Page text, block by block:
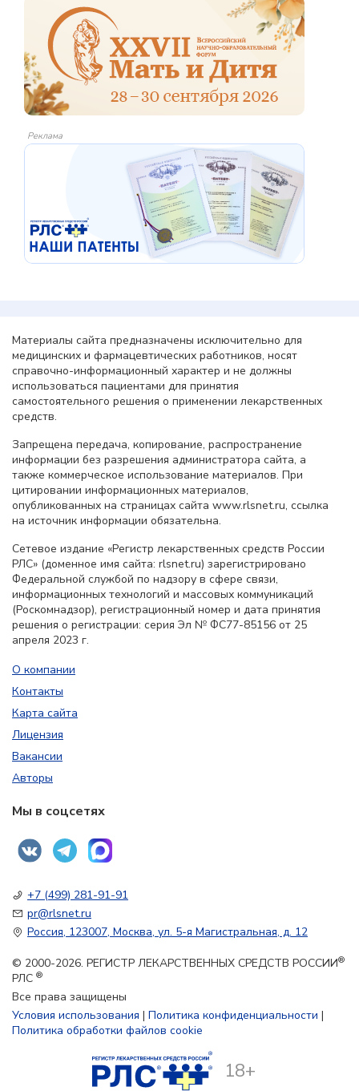
Реклама
Материалы сайта предназначены исключительно для
медицинских и фармацевтических работников, носят
справочно-информационный характер и не должны
использоваться пациентами для принятия
самостоятельного решения о применении лекарственных
средств.
Запрещена передача, копирование, распространение
информации без разрешения администратора сайта, а
также коммерческое использование материалов. При
цитировании информационных материалов,
опубликованных на страницах сайта www.rlsnet.ru, ссылка
на источник информации обязательна.
Сетевое издание «Регистр лекарственных средств России
РЛС» (доменное имя сайта: rlsnet.ru) зарегистрировано
Федеральной службой по надзору в сфере связи,
информационных технологий и массовых коммуникаций
(Роскомнадзор), регистрационный номер и дата принятия
решения о регистрации: серия Эл № ФС77-85156 от 25
апреля 2023 г.
О компании
Контакты
Карта сайта
Лицензия
Вакансии
Авторы
Мы в соцсетях
+7 (499) 281-91-91
pr@rlsnet.ru
Россия, 123007, Москва, ул. 5-я Магистральная, д. 12
© 2000-2026. РЕГИСТР ЛЕКАРСТВЕННЫХ СРЕДСТВ РОССИИ®
РЛС ®
Все права защищены
Условия использования | Политика конфиденциальности |
Политика обработки файлов cookie
18+